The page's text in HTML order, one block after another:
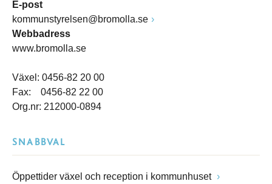
E-post
kommunstyrelsen@bromolla.se
Webbadress
www.bromolla.se
Växel: 0456-82 20 00
Fax: 0456-82 22 00
Org.nr: 212000-0894
SNABBVAL
Öppettider växel och reception i kommunhuset